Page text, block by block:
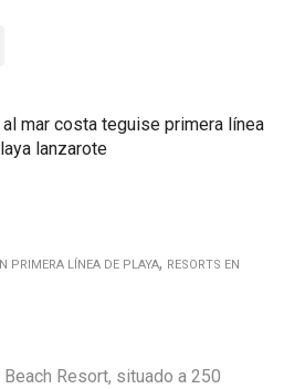
PRIMERA LÍNEA DE PLAYA, RESORTS EN
Resort, situado a 250